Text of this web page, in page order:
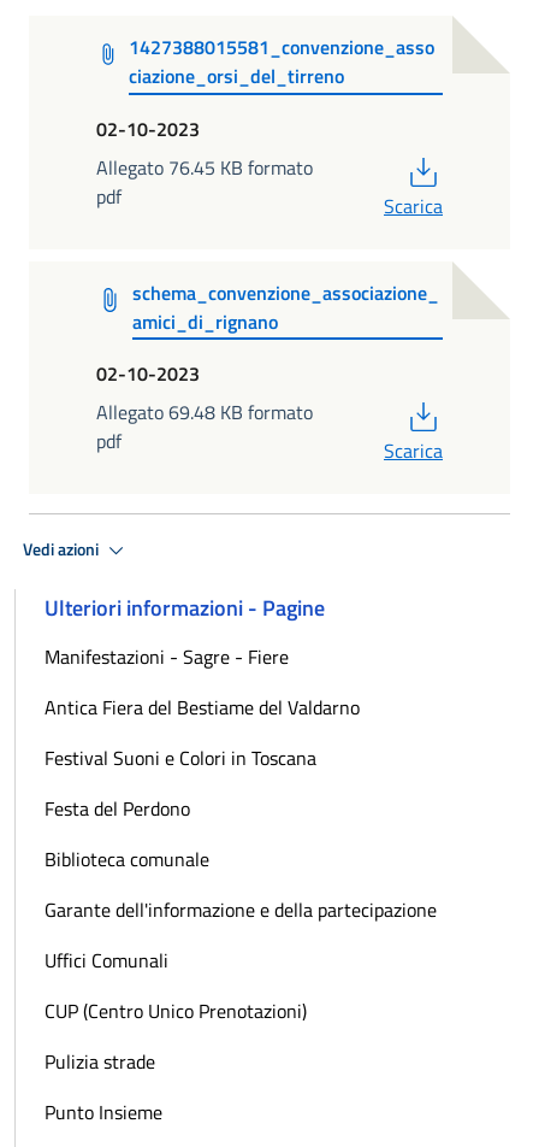
1427388015581_convenzione_asso
ciazione_orsi_del_tirreno
02-10-2023
Allegato 76.45 KB formato
pdf
Scarica
schema_convenzione_associazione_
amici_di_rignano
02-10-2023
Allegato 69.48 KB formato
pdf
Scarica
Vedi azioni
Ulteriori informazioni - Pagine
Manifestazioni - Sagre - Fiere
Antica Fiera del Bestiame del Valdarno
Festival Suoni e Colori in Toscana
Festa del Perdono
Biblioteca comunale
Garante dell'informazione e della partecipazione
Uffici Comunali
CUP (Centro Unico Prenotazioni)
Pulizia strade
Punto Insieme